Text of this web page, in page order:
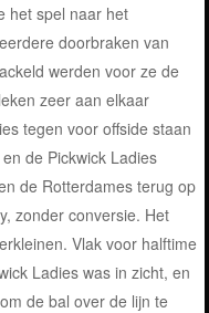
het spel naar het
doorbraken van
werden voor ze de
zeer aan elkaar
tegen voor offside staan
de Pickwick Ladies
de Rotterdames terug op
zonder conversie. Het
Vlak voor halftime
Ladies was in zicht, en
de bal over de lijn te